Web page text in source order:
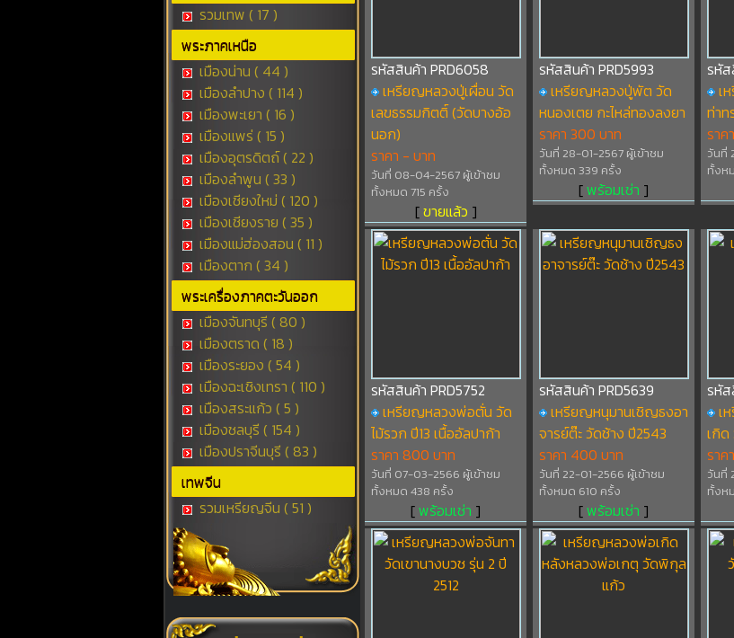
รวมเทพ ( 17 )
พระภาคเหนือ
เมืองน่าน ( 44 )
เมืองลำปาง ( 114 )
เมืองพะเยา ( 16 )
เมืองแพร่ ( 15 )
เมืองอุตรดิตถ์ ( 22 )
เมืองลำพูน ( 33 )
เมืองเชียงใหม่ ( 120 )
เมืองเชียงราย ( 35 )
เมืองแม่ฮ่องสอน ( 11 )
เมืองตาก ( 34 )
พระเครื่องภาคตะวันออก
เมืองจันทบุรี ( 80 )
เมืองตราด ( 18 )
เมืองระยอง ( 54 )
เมืองฉะเชิงเทรา ( 110 )
เมืองสระแก้ว ( 5 )
เมืองชลบุรี ( 154 )
เมืองปราจีนบุรี ( 83 )
เทพจีน
รวมเหรียญจีน ( 51 )
รหัสสินค้า PRD6058
เหรียญหลวงปู่เผื่อน วัด
เลขธรรมกิตติ์ (วัดบางอ้อ
นอก)
ราคา - บาท
วันที่ 08-04-2567 ผู้เข้าชม
ทั้งหมด 715 ครั้ง
[ขายแล้ว ]
รหัสสินค้า PRD5993
เหรียญหลวงปู่พัต วัด
หนองเตย กะไหล่ทองลงยา
ราคา 300 บาท
วันที่ 28-01-2567 ผู้เข้าชม
ทั้งหมด 339 ครั้ง
[พร้อมเช่า ]
รหัส
เ
ท่าท
ราค
วันที่
ทั้งห
รหัสสินค้า PRD5752
เหรียญหลวงพ่อตั่น วัด
ไม้รวก ปี13 เนื้ออัลปาก้า
ราคา 800 บาท
วันที่ 07-03-2566 ผู้เข้าชม
ทั้งหมด 438 ครั้ง
[พร้อมเช่า ]
รหัสสินค้า PRD5639
เหรียญหนุมานเชิญธงอา
จารย์ต๊ะ วัดช้าง ปี2543
ราคา 400 บาท
วันที่ 22-01-2566 ผู้เข้าชม
ทั้งหมด 610 ครั้ง
[พร้อมเช่า ]
รหัส
เ
เกิ
ราค
วันที่
ทั้งห